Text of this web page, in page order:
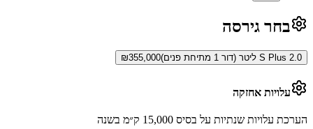
בחר גירסה
S Plus 2.0 ליטר (דור 1 מתיחת פנים) ₪355,000
עלויות אחזקה
הערכת עלויות שנתיות על בסיס 15,000 ק״מ בשנה